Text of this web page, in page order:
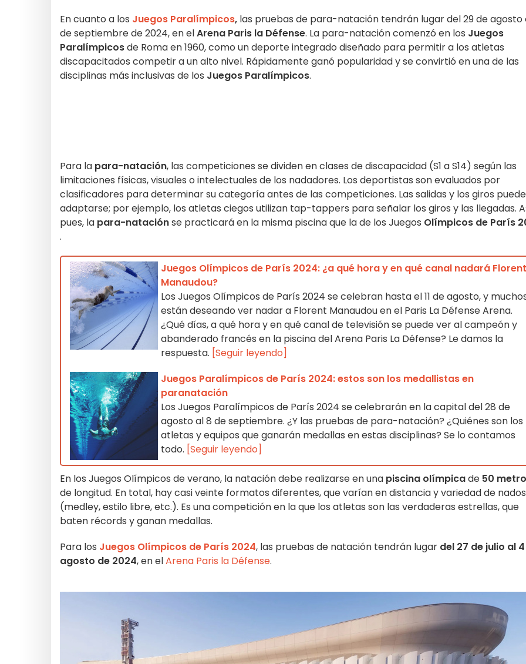
En cuanto a los Juegos Paralímpicos, las pruebas de para-natación tendrán lugar del 29 de agosto
de septiembre de 2024, en elArena Paris la Défense. La para-natación comenzó en los Juegos
Paralímpicosde Roma en 1960, como un deporte integrado diseñado para permitir a los atletas
discapacitados competir a un alto nivel. Rápidamente ganó popularidad y se convirtió en una de las
disciplinas más inclusivas de los Juegos Paralímpicos.
Para la para-natación, las competiciones se dividen en clases de discapacidad (S1 a S14) según las
limitaciones físicas, visuales o intelectuales de los nadadores. Los deportistas son evaluados por
clasificadores para determinar su categoría antes de las competiciones. Las salidas y los giros
adaptarse; por ejemplo, los atletas ciegos utilizan tap-tappers para señalar los giros y las llegadas.
pues, la para-nataciónse practicará en la misma piscina que la de los Juegos Olímpicos de París
.
Juegos Olímpicos de París 2024: ¿a qué hora y en qué canal nadará Florent
Manaudou?
Los Juegos Olímpicos de París 2024 se celebran hasta el 11 de agosto, y
están deseando ver nadar a Florent Manaudou en el Paris La Défense Arena.
¿Qué días, a qué hora y en qué canal de televisión se puede ver al campeón y
abanderado francés en la piscina del Arena Paris La Défense? Le damos la
respuesta. [Seguir leyendo]
Juegos Paralímpicos de París 2024: estos son los medallistas en
paranatación
Los Juegos Paralímpicos de París 2024 se celebrarán en la capital del 28 de
agosto al 8 de septiembre. ¿Y las pruebas de para-natación? ¿Quiénes son los
atletas y equipos que ganarán medallas en estas disciplinas? Se lo contamos
todo. [Seguir leyendo]
En los Juegos Olímpicos de verano, la natación debe realizarse en una piscina olímpicade 50
de longitud. En total, hay casi veinte formatos diferentes, que varían en distancia y variedad de nados
(medley, estilo libre, etc.). Es una competición en la que los atletas son las verdaderas estrellas, que
baten récords y ganan medallas.
Para los Juegos Olímpicos de París 2024, las pruebas de natación tendrán lugar del 27 de julio al
agosto de 2024, en elArena Paris la Défense.